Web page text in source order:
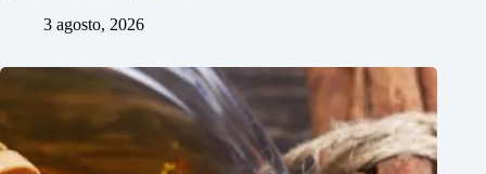
3 agosto, 2026